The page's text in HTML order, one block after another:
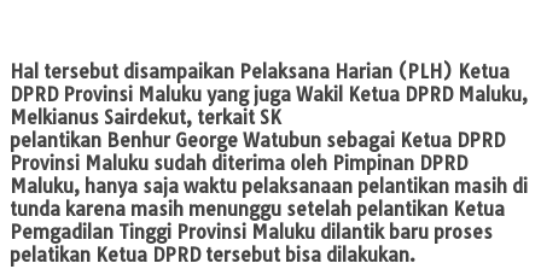
Hal tersebut disampaikan Pelaksana Harian (PLH) Ketua
DPRD Provinsi Maluku yang juga Wakil Ketua DPRD Maluku,
Melkianus Sairdekut, terkait SK
pelantikan Benhur George Watubun sebagai Ketua DPRD
Provinsi Maluku sudah diterima oleh Pimpinan DPRD
Maluku, hanya saja waktu pelaksanaan pelantikan masih di
tunda karena masih menunggu setelah pelantikan Ketua
Pemgadilan Tinggi Provinsi Maluku dilantik baru proses
pelatikan Ketua DPRD tersebut bisa dilakukan.